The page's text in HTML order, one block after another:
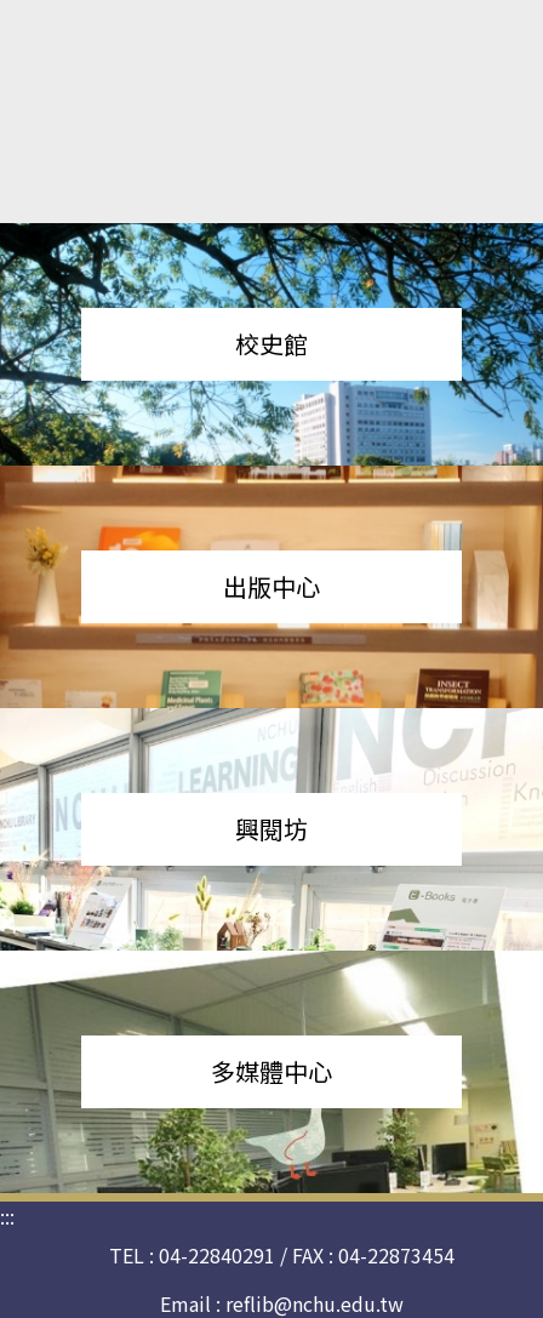
校史館
出版中心
興閱坊
多媒體中心
:::
TEL : 04-22840291 / FAX : 04-22873454
Email : reflib@nchu.edu.tw